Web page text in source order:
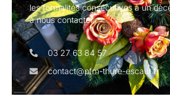
les formalités consécutives à un
à nous contacter.
03 27 63 84 57
contact@pfm-thure-escaut.fr